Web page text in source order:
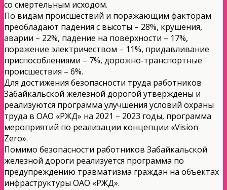
со смертельным исходом.
По видам происшествий и поражающим факторам
преобладают падения с высоты – 28%, крушения,
аварии – 22%, падение на поверхности – 17%,
поражение электричеством – 11%, придавливание
приспособлениями – 7%, дорожно-транспортные
происшествия – 6%.
Для достижения безопасности труда работников
Забайкальской железной дорогой утверждены и
реализуются программа улучшения условий охраны
труда в ОАО «РЖД» на 2021 – 2023 годы, программа
мероприятий по реализации концепции «Vision
Zero».
Помимо безопасности работников Забайкальской
железной дороги реализуется программа по
предупреждению травматизма граждан на объектах
инфраструктуры ОАО «РЖД».